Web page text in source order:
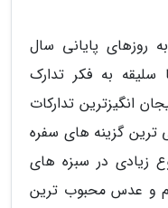
روزهای پایانی سال
سلیقه به فکر تدارک
انگیزترین تدارکات
گزینه های سفره
در سبزه های
و عدس محبوب ترین